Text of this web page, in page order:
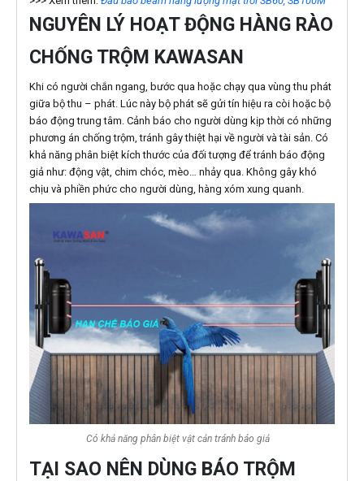
NGUYÊN LÝ HOẠT ĐỘNG HÀNG RÀO
CHỐNG TRỘM KAWASAN
Khi có người chắn ngang, bước qua hoặc chạy qua vùng thu phát
giữa bộ thu – phát. Lúc này bộ phát sẽ gửi tín hiệu ra còi hoặc bộ
báo động trung tâm. Cảnh báo cho người dùng kịp thời có những
phương án chống trộm, tránh gây thiệt hại về người và tài sản. Có
khả năng phân biệt kích thước của đối tượng để tránh báo động
giả như: động vật, chim chóc, mèo… nhảy qua. Không gây khó
chịu và phiền phức cho người dùng, hàng xóm xung quanh.
Có khả năng phân biệt vật cản tránh báo giả
TẠI SAO NÊN DÙNG BÁO TRỘM